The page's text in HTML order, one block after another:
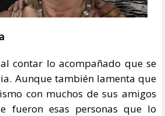
contar lo acompañado que se
Aunque también lamenta que
con muchos de sus amigos
fueron esas personas que lo